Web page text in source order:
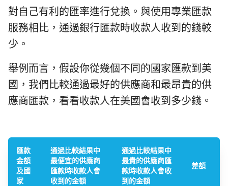
對自己有利的匯率進行兌換。與使用專業匯款
服務相比，通過銀行匯款時收款人收到的錢較
少。
舉例而言，假設你從幾個不同的國家匯款到美
國，我們比較通過最好的供應商和最昂貴的供
應商匯款，看看收款人在美國會收到多少錢。
匯款
金額
及國
家
通過比較結果中
最便宜的供應商
匯款時收款人會
收到的金額
通過比較結果中
最貴的供應商匯
款時收款人會收
到的金額
差額